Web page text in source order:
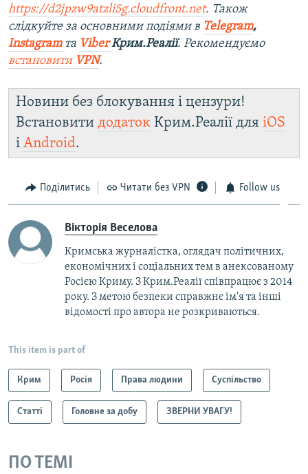
https://d2jpzw9atzli5g.cloudfront.net. Також
слідкуйте за основними подіями в Telegram,
Instagram та Viber Крим.Реалії. Рекомендуємо
встановити VPN.
Новини без блокування і цензури!
Встановити додаток Крим.Реалії для iOS
і Android.
Поділитись Читати без VPN Follow us
Вікторія Веселова
Кримська журналістка, оглядач політичних,
економічних і соціальних тем в анексованому
Росією Криму. З Крим.Реалії співпрацює з 2014
року. З метою безпеки справжнє ім'я та інші
відомості про автора не розкриваються.
This item is part of
Крим Росія Права людини Суспільство
Статті Головне за добу ЗВЕРНИ УВАГУ!
ПО ТЕМІ